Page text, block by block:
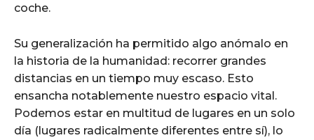
coche.
Su generalización ha permitido algo anómalo en
la historia de la humanidad: recorrer grandes
distancias en un tiempo muy escaso. Esto
ensancha notablemente nuestro espacio vital.
Podemos estar en multitud de lugares en un solo
día (lugares radicalmente diferentes entre sí), lo